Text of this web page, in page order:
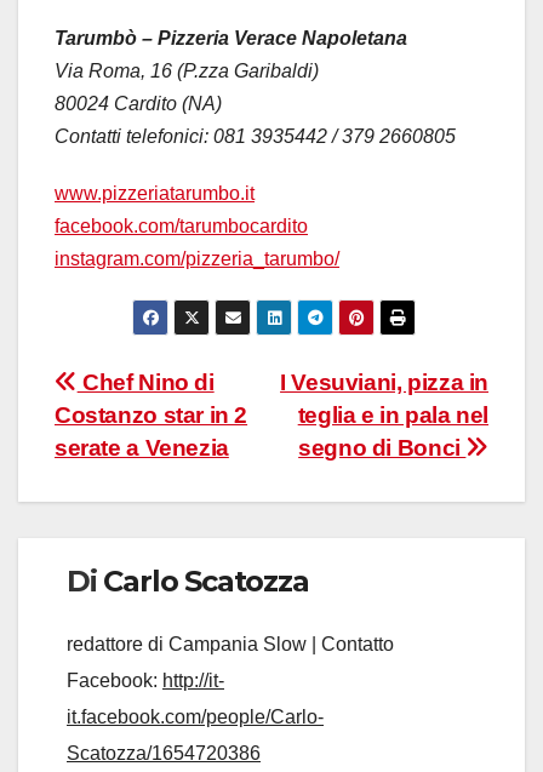
Tarumbò – Pizzeria Verace Napoletana
Via Roma, 16 (P.zza Garibaldi)
80024 Cardito (NA)
Contatti telefonici: 081 3935442 / 379 2660805
www.pizzeriatarumbo.it
facebook.com/tarumbocardito
instagram.com/pizzeria_tarumbo/
Navigazione
articoli
I Vesuviani, pizza in
teglia e in pala nel
segno di Bonci
Chef Nino di
Costanzo star in 2
serate a Venezia
Di Carlo Scatozza
redattore di Campania Slow | Contatto
Facebook: http://it-
it.facebook.com/people/Carlo-
Scatozza/1654720386